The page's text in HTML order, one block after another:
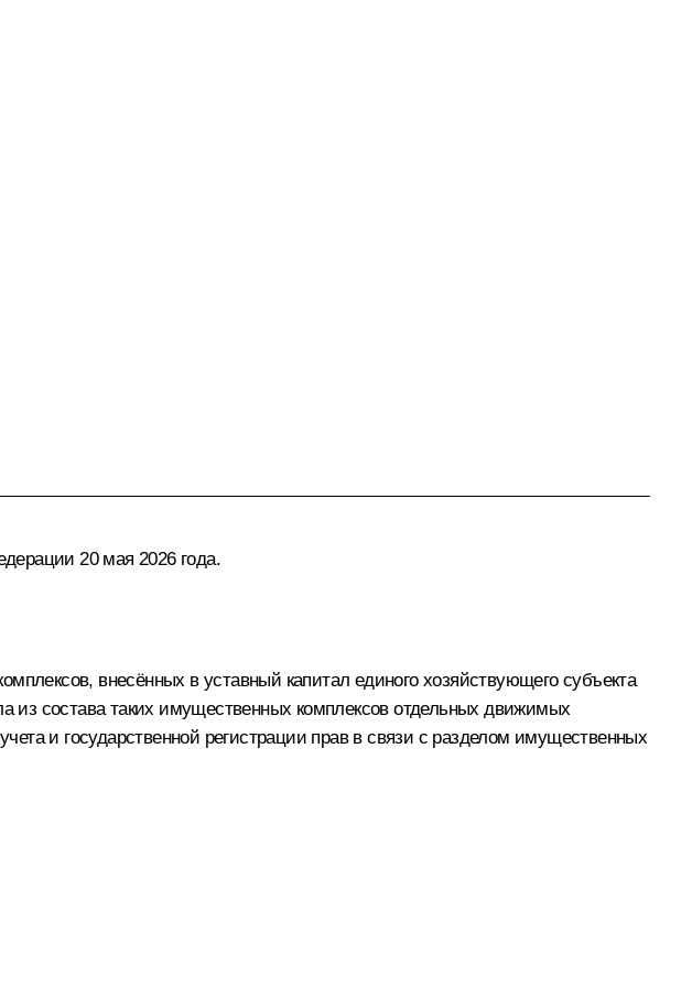
20 мая 2026 года.
внесённых в уставный капитал единого хозяйствующего субъекта
из состава таких имущественных комплексов отдельных движимых
и государственной регистрации прав в связи с разделом имущественных